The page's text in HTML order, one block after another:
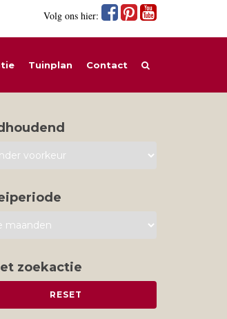
Volg ons hier:
Tuinplan Contact
zoekactie